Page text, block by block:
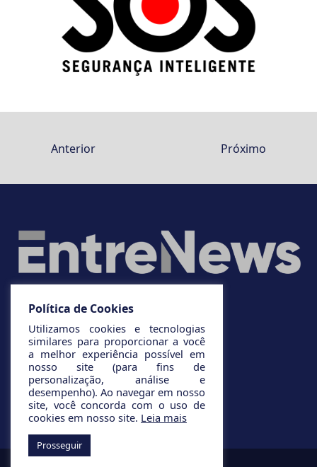
Anterior Próximo
Política de Cookies
Utilizamos cookies e tecnologias
similares para proporcionar a você
a melhor experiência possível em
nosso site (para fins de
personalização, análise e
desempenho). Ao navegar em nosso
site, você concorda com o uso de
cookies em nosso site. Leia mais
Prosseguir